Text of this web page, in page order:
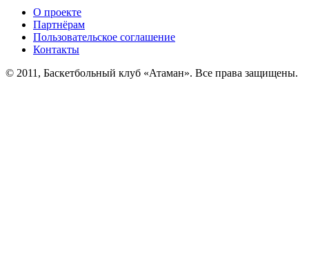
О проекте
Партнёрам
Пользовательское соглашение
Контакты
© 2011, Баскетбольный клуб «Атаман». Все права защищены.